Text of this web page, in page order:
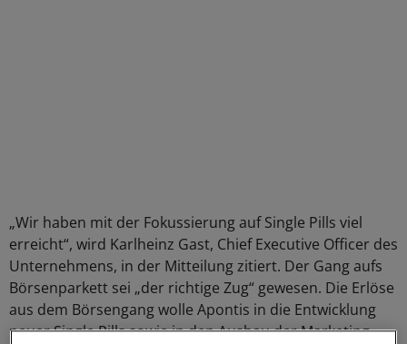
„Wir haben mit der Fokussierung auf Single Pills viel
erreicht“, wird Karlheinz Gast, Chief Executive Officer des
Unternehmens, in der Mitteilung zitiert. Der Gang aufs
Börsenparkett sei „der richtige Zug“ gewesen. Die Erlöse
aus dem Börsengang wolle Apontis in die Entwicklung
neuer Single Pills sowie in den Ausbau der Marketing-